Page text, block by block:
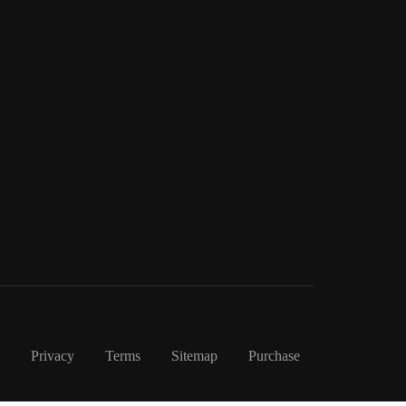
Privacy Terms Sitemap Purchase